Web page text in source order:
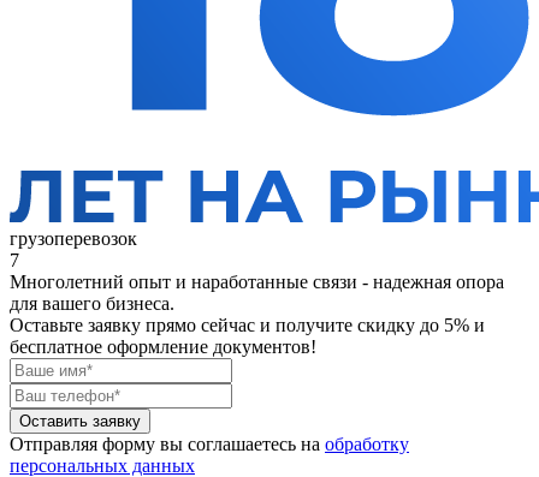
грузоперевозок
7
Многолетний опыт и наработанные связи - надежная опора
для вашего бизнеса.
Оставьте заявку прямо сейчас и получите скидку до 5% и
бесплатное оформление документов!
Оставить заявку
Отправляя форму вы соглашаетесь на обработку
персональных данных